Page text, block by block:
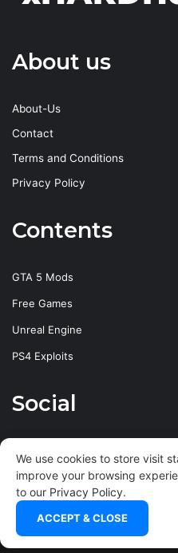
About us
About-Us
Contact
Terms and Conditions
Privacy Policy
Contents
GTA 5 Mods
Free Games
Unreal Engine
PS4 Exploits
Social
X
© Copyright
We use cookies to store visit
improve your browsing
to our Privacy Policy.
ACCEPT & CLOSE